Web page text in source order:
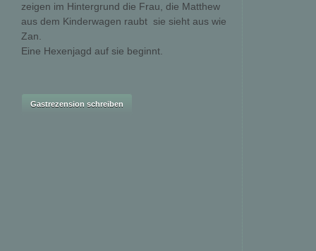
zeigen im Hintergrund die Frau, die Matthew
aus dem Kinderwagen raubt  sie sieht aus wie
Zan.
Eine Hexenjagd auf sie beginnt.